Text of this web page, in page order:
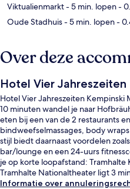
Viktualienmarkt- 5 min. lopen-
Oude Stadhuis- 5 min. lopen-
Over deze
Hotel Vier Jahreszeiten
Hotel Vier Jahreszeiten
10 minuten wandel je naar
eten bij een van de 2 restaurants
bindweefselmassages, body
stijl biedt daarnaast voordelen
bar/lounge en een 24-uurs
je op korte loopafstand: Tramhalte
Tramhalte Nationaltheater ligt 3
Informatie over